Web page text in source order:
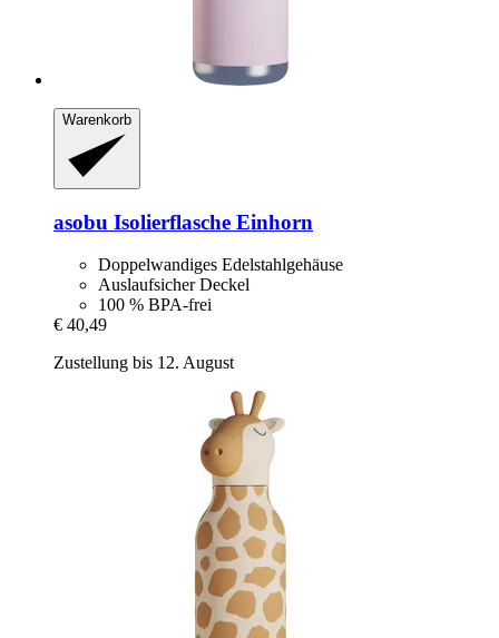
Warenkorb
asobu Isolierflasche Einhorn
Doppelwandiges Edelstahlgehäuse
Auslaufsicher Deckel
100 % BPA-frei
€ 40,49
Zustellung bis 12. August